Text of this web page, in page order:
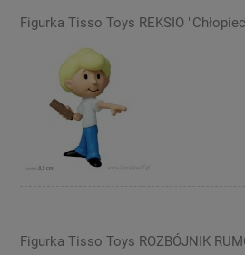
Figurka Tisso Toys REKSIO
Figurka Tisso Toys ROZBÓJNIK